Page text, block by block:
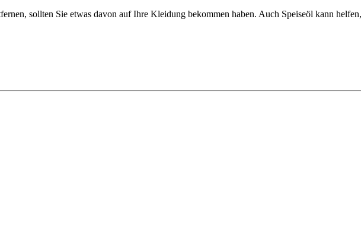
sollten Sie etwas davon auf Ihre Kleidung bekommen haben. Auch Speiseöl kann